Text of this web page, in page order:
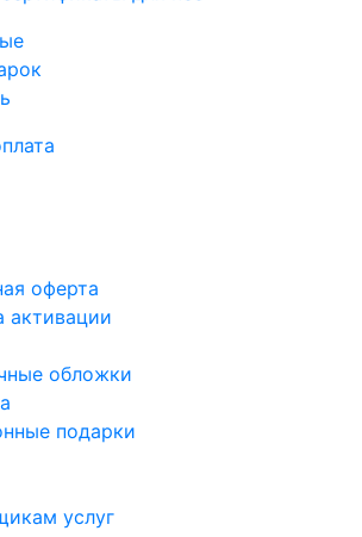
оферта
активации
обложки
подарки
услуг